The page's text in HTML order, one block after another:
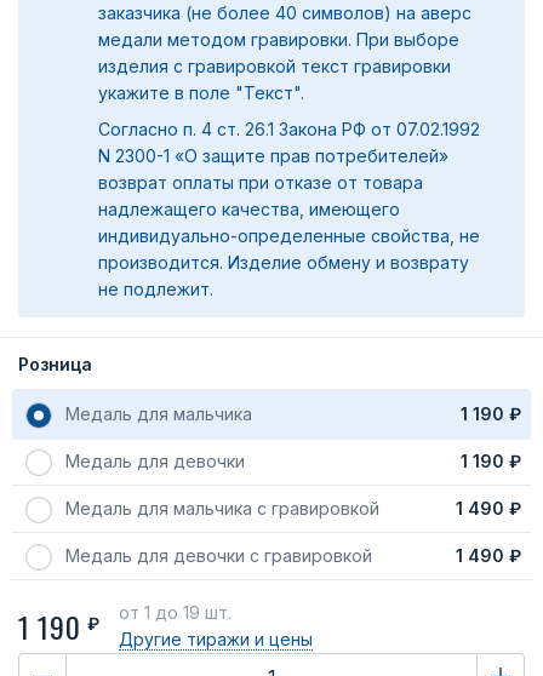
заказчика (не более 40 символов) на аверс
медали методом гравировки. При выборе
изделия с гравировкой текст гравировки
укажите в поле "Текст".
Согласно п. 4 ст. 26.1 Закона РФ от 07.02.1992
N 2300-1 «О защите прав потребителей»
возврат оплаты при отказе от товара
надлежащего качества, имеющего
индивидуально-определенные свойства, не
производится. Изделие обмену и возврату
не подлежит.
Розница
Медаль для мальчика 1 190 ₽
Медаль для девочки 1 190 ₽
Медаль для мальчика с гравировкой 1 490 ₽
Медаль для девочки с гравировкой 1 490 ₽
1 190 ₽
от 1 до 19 шт.
Другие тиражи и цены